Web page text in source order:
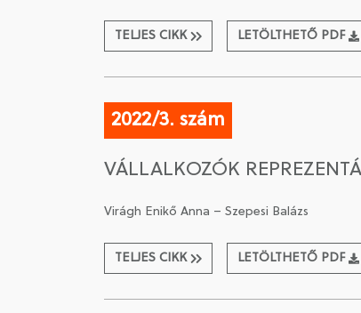
TELJES CIKK LETÖLTHETŐ PDF
2022/3. szám
VÁLLALKOZÓK
Virágh Enikő Anna – Szepesi Balázs
TELJES CIKK LETÖLTHETŐ PDF